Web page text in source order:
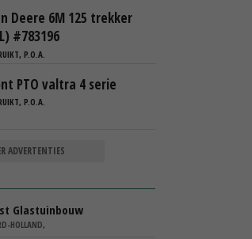
Deere 6M 125 trekker
#783196
P.O.A.
PTO valtra 4 serie
P.O.A.
ADVERTENTIES
Glastuinbouw
HOLLAND,